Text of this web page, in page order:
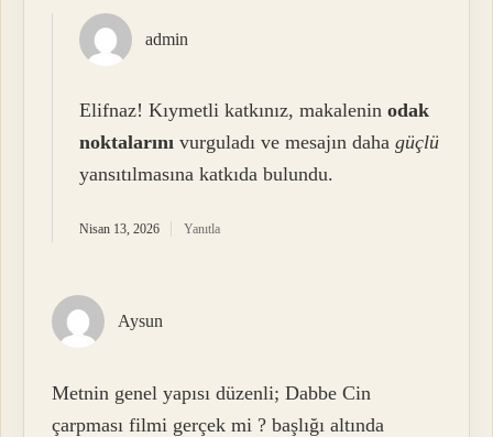
admin
Elifnaz! Kıymetli katkınız, makaleninodak
noktalarını vurguladı ve mesajın dahagüçlü
yansıtılmasına katkıda bulundu.
Nisan 13, 2026 Yanıtla
Aysun
Metnin genel yapısı düzenli; Dabbe Cin
çarpması filmi gerçek mi ? başlığı altında